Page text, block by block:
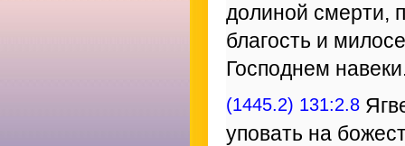
долиной смерти,
благость и
Господнем
(1445.2) 131:2.8
уповать на